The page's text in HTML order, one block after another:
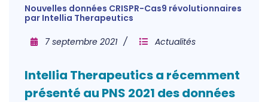
Nouvelles données CRISPR-Cas9 révolutionnaires
par Intellia Therapeutics
7 septembre 2021
Actualités
Intellia Therapeutics a récemment
présenté au PNS 2021 des données